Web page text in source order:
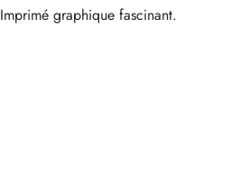
Imprimé graphique fascinant.